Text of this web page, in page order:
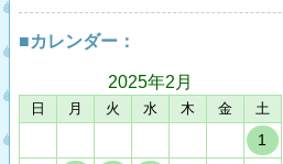
■カレンダー：
2025年2月
日 月 火 水 木 金 土
1